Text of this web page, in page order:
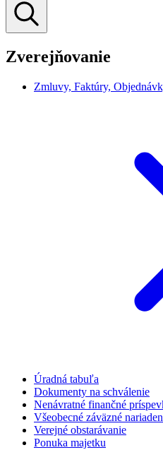
Zverejňovanie
Zmluvy, Faktúry,
Úradná tabuľa
Dokumenty na schválenie
Nenávratné finančné
Všeobecné záväzné
Verejné obstarávanie
Ponuka majetku